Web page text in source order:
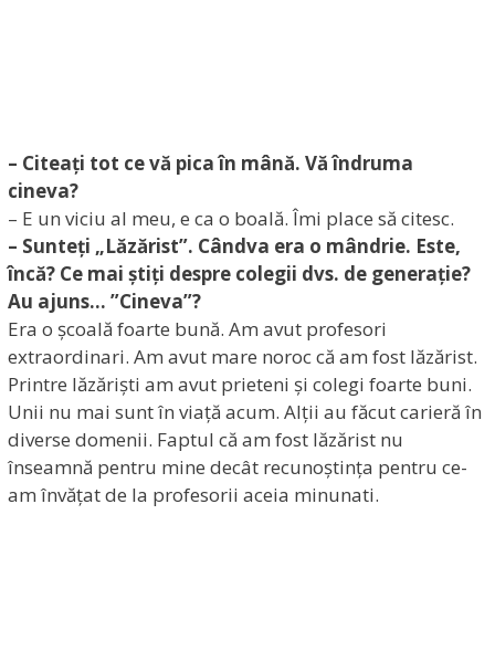
– Citeați tot ce vă pica în mână. Vă îndruma
cineva?
– E un viciu al meu, e ca o boală. Îmi place să citesc.
– Sunteți „Lăzărist”. Cândva era o mândrie. Este,
încă? Ce mai știți despre colegii dvs. de generație?
Au ajuns… ”Cineva”?
Era o școală foarte bună. Am avut profesori
extraordinari. Am avut mare noroc că am fost lăzărist.
Printre lăzăriști am avut prieteni și colegi foarte buni.
Unii nu mai sunt în viață acum. Alții au făcut carieră în
diverse domenii. Faptul că am fost lăzărist nu
înseamnă pentru mine decât recunoștința pentru ce-
am învățat de la profesorii aceia minunati.